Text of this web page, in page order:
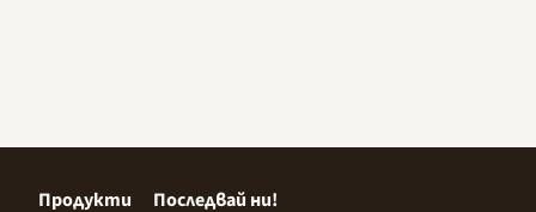
Продукти
Последвай ни!